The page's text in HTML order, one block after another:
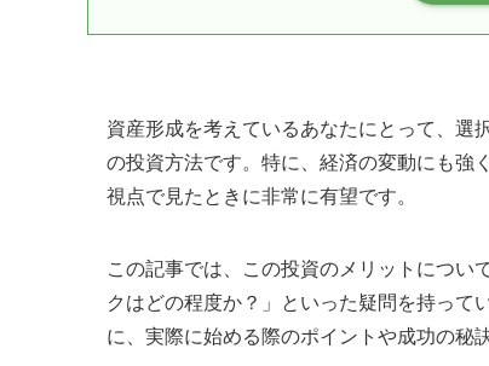
資産形成を考えているあなたにとって、選
の投資方法です。特に、経済の変動にも強
視点で見たときに非常に有望です。
この記事では、この投資のメリットについ
クはどの程度か？」といった疑問を持って
に、実際に始める際のポイントや成功の秘